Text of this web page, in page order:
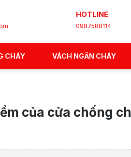
HOTLINE
0987588114
CHÁY VÁCH NGĂN CHÁY
của cửa chống